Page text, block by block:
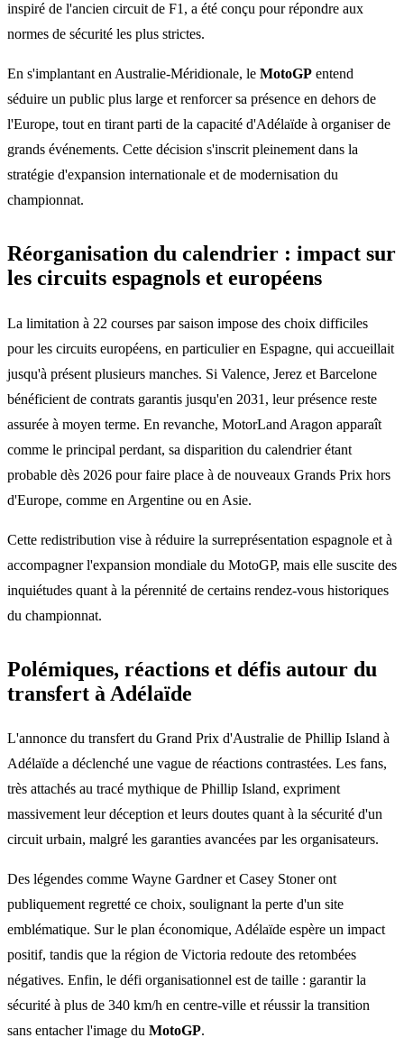
inspiré de l'ancien circuit de F1, a été conçu pour répondre aux
normes de sécurité les plus strictes.
En s'implantant en Australie-Méridionale, le MotoGP entend
séduire un public plus large et renforcer sa présence en dehors de
l'Europe, tout en tirant parti de la capacité d'Adélaïde à organiser de
grands événements. Cette décision s'inscrit pleinement dans la
stratégie d'expansion internationale et de modernisation du
championnat.
Réorganisation du calendrier : impact sur
les circuits espagnols et européens
La limitation à 22 courses par saison impose des choix difficiles
pour les circuits européens, en particulier en Espagne, qui accueillait
jusqu'à présent plusieurs manches. Si Valence, Jerez et Barcelone
bénéficient de contrats garantis jusqu'en 2031, leur présence reste
assurée à moyen terme. En revanche, MotorLand Aragon apparaît
comme le principal perdant, sa disparition du calendrier étant
probable dès 2026 pour faire place à de nouveaux Grands Prix hors
d'Europe, comme en Argentine ou en Asie.
Cette redistribution vise à réduire la surreprésentation espagnole et à
accompagner l'expansion mondiale du MotoGP, mais elle suscite des
inquiétudes quant à la pérennité de certains rendez-vous historiques
du championnat.
Polémiques, réactions et défis autour du
transfert à Adélaïde
L'annonce du transfert du Grand Prix d'Australie de Phillip Island à
Adélaïde a déclenché une vague de réactions contrastées. Les fans,
très attachés au tracé mythique de Phillip Island, expriment
massivement leur déception et leurs doutes quant à la sécurité d'un
circuit urbain, malgré les garanties avancées par les organisateurs.
Des légendes comme Wayne Gardner et Casey Stoner ont
publiquement regretté ce choix, soulignant la perte d'un site
emblématique. Sur le plan économique, Adélaïde espère un impact
positif, tandis que la région de Victoria redoute des retombées
négatives. Enfin, le défi organisationnel est de taille : garantir la
sécurité à plus de 340 km/h en centre-ville et réussir la transition
sans entacher l'image du MotoGP.